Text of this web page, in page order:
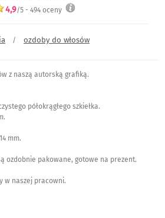
4,9/5 - 494oceny
/ ozdoby do włosów
z naszą autorską grafiką.
półokrągłego szkiełka.
mm.
ozdobnie pakowane, gotowe na prezent.
w naszej pracowni.